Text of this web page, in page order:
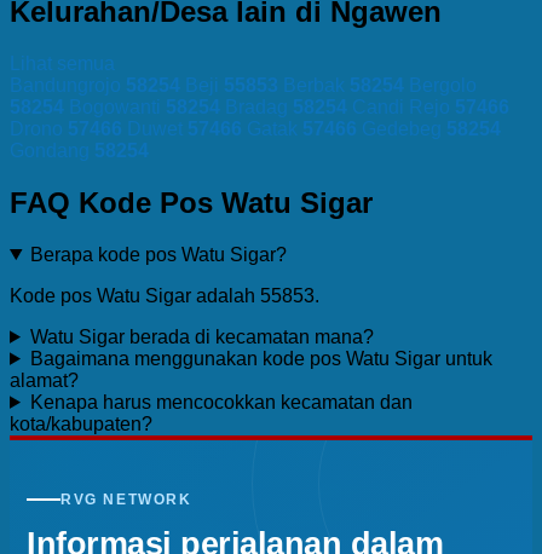
Kelurahan/Desa lain di Ngawen
Lihat semua
Bandungrojo 58254 Beji 55853 Berbak 58254 Bergolo
58254 Bogowanti 58254 Bradag 58254 Candi Rejo 57466
Drono 57466 Duwet 57466 Gatak 57466 Gedebeg 58254
Gondang 58254
FAQ Kode Pos Watu Sigar
Berapa kode pos Watu Sigar?
Kode pos Watu Sigar adalah 55853.
Watu Sigar berada di kecamatan mana?
Bagaimana menggunakan kode pos Watu Sigar untuk
alamat?
Kenapa harus mencocokkan kecamatan dan
kota/kabupaten?
RVG NETWORK
Informasi perjalanan dalam